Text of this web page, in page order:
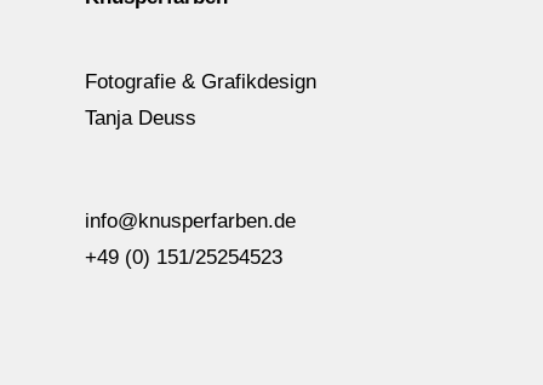
Fotografie & Grafikdesign
Tanja Deuss
info@knusperfarben.de
+49 (0) 151/25254523